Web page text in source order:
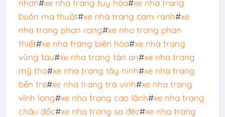
nhơn#xe nha trang tuy hòa#xe nha trang
buôn ma thuật#xe nha trang cam ranh#xe
nha trang phan rang#xe nha trang phan
thiết#xe nha trang biên hòa#xe nha trang
vũng tàu#xe nha trang tân an#xe nha trang
mỹ tho#xe nha trang tây ninh#xe nha trang
bến tre#xe nha trang trà vinh#xe nha trang
vĩnh long#xe nha trang cao lãnh#xe nha trang
châu đốc#xe nha trang sa đéc#xe nha trang